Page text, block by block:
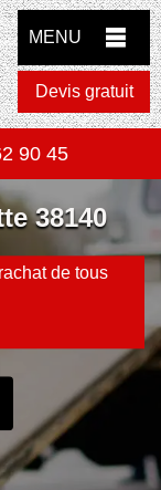
MENU
Devis gratuit
90 45
38140
de tous